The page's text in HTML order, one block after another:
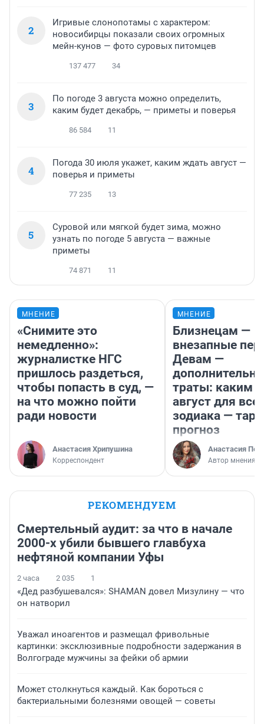
2
Игривые слонопотамы с характером:
новосибирцы показали своих огромных
мейн-кунов — фото суровых питомцев
137 477 34
3
По погоде 3 августа можно определить,
каким будет декабрь, — приметы и поверья
86 584 11
4
Погода 30 июля укажет, каким ждать август —
поверья и приметы
77 235 13
5
Суровой или мягкой будет зима, можно
узнать по погоде 5 августа — важные
приметы
74 871 11
МНЕНИЕ
«Снимите это
немедленно»:
журналистке НГС
пришлось раздеться,
чтобы попасть в суд, —
на что можно пойти
ради новости
Анастасия Хрипушина
Корреспондент
МНЕНИЕ
Близнецам —
внезапные
Девам —
траты: каким
август для
зодиака —
прогноз
Анастасия
Автор мнения
РЕКОМЕНДУЕМ
Смертельный аудит: за что в начале
2000-х убили бывшего главбуха
нефтяной компании Уфы
2 часа 2 035 1
«Дед разбушевался»: SHAMAN довел Мизулину — что
он натворил
Уважал иноагентов и размещал фривольные
картинки: эксклюзивные подробности задержания в
Волгограде мужчины за фейки об армии
Может столкнуться каждый. Как бороться с
бактериальными болезнями овощей — советы